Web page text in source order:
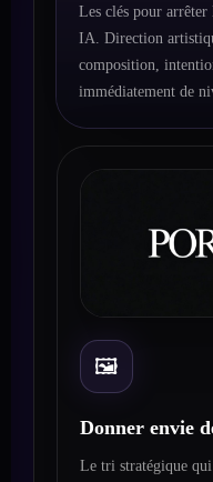
Les clés pour arrêter
IA. Direction
composition,
immédiatement de
🖼️
Donner envie
Le tri stratégique